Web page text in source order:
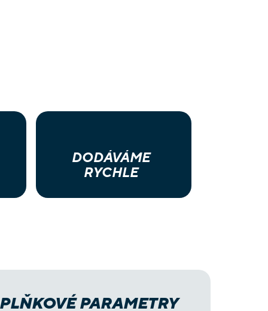
DODÁVÁME
RYCHLE
PARAMETRY